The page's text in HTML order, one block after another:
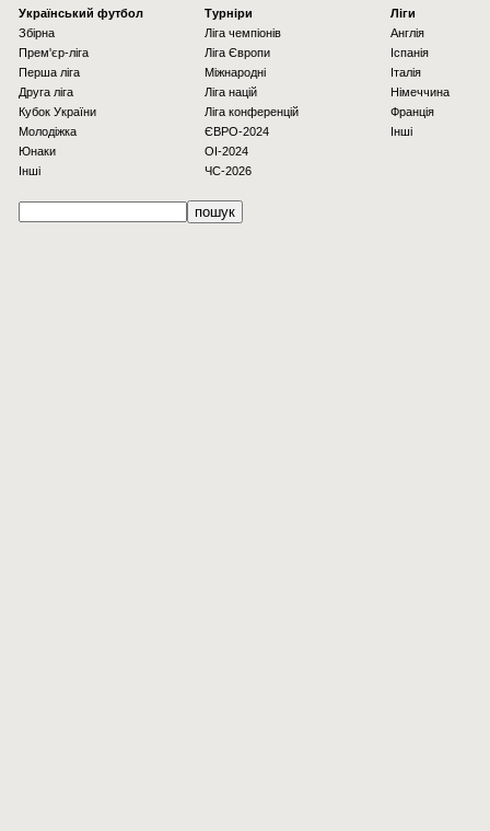
Українcький футбол
Збірна
Прем'єр-ліга
Перша ліга
Друга ліга
Кубок України
Молодіжка
Юнаки
Інші
Турніри
Ліга чемпіонів
Ліга Європи
Міжнародні
Ліга націй
Ліга конференцій
ЄВРО-2024
OI-2024
ЧС-2026
Ліги
Англія
Іспанія
Італія
Німеччина
Франція
Інші